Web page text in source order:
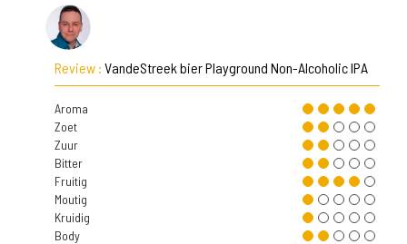
Review : VandeStreek bier Playground Non-Alcoholic IPA
Aroma
Zoet
Zuur
Bitter
Fruitig
Moutig
Kruidig
Body